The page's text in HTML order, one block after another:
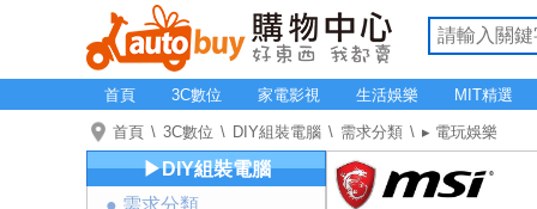
首頁 3C數位 家電影視 生活娛樂 MIT精選
首頁 3C數位 DIY組裝電腦 需求分類 ▸ 電玩娛樂
▶DIY組裝電腦
● 需求分類